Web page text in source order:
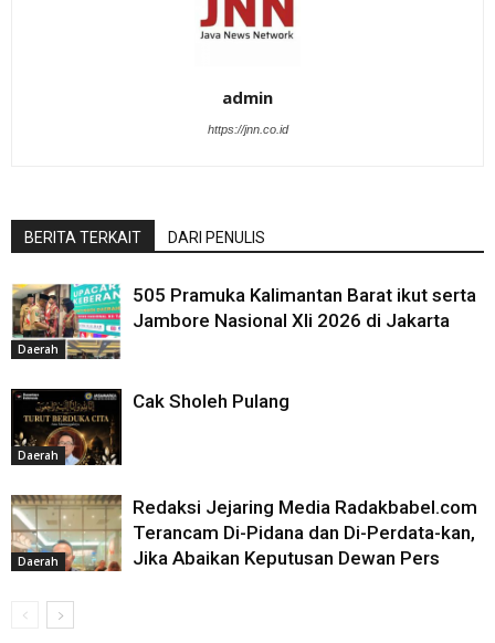
admin
https://jnn.co.id
BERITA TERKAIT DARI PENULIS
Daerah
505 Pramuka Kalimantan Barat ikut serta
Jambore Nasional XIi 2026 di Jakarta
Daerah
Cak Sholeh Pulang
Daerah
Redaksi Jejaring Media Radakbabel.com
Terancam Di-Pidana dan Di-Perdata-kan,
Jika Abaikan Keputusan Dewan Pers